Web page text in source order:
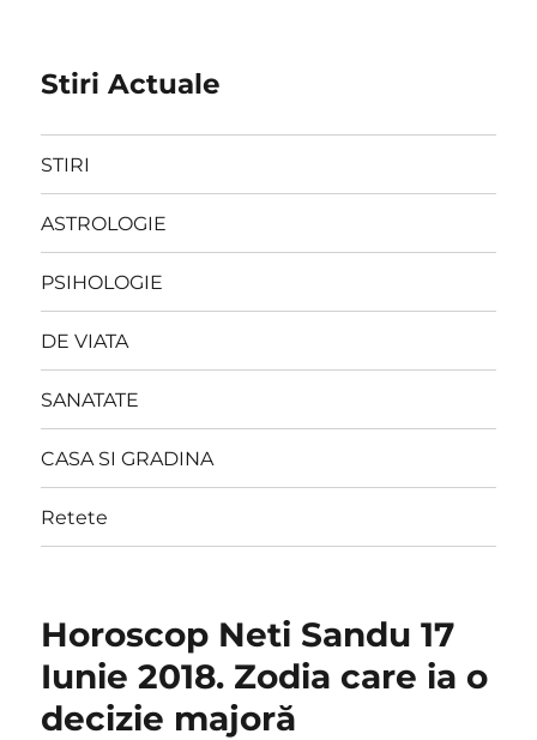
Stiri Actuale
STIRI
ASTROLOGIE
PSIHOLOGIE
DE VIATA
SANATATE
CASA SI GRADINA
Retete
Horoscop Neti Sandu 17
Iunie 2018. Zodia care ia o
decizie majoră